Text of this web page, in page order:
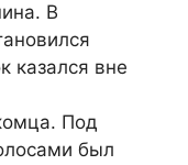
В
казался вне
Под
был